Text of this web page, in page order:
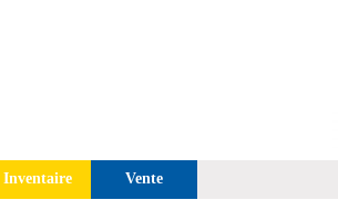
Inventaire Vente